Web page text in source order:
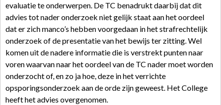
evaluatie te onderwerpen. De TC benadrukt daarbij dat dit
advies tot nader onderzoek niet gelijk staat aan het oordeel
dat er zich manco’s hebben voorgedaan in het strafrechtelijk
onderzoek of de presentatie van het bewijs ter zitting. Wel
komen uit de nadere informatie die is verstrekt punten naar
voren waarvan naar het oordeel van de TC nader moet worden
onderzocht of, en zo ja hoe, deze in het verrichte
opsporingsonderzoek aan de orde zijn geweest. Het College
heeft het advies overgenomen.